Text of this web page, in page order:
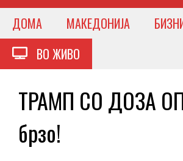
ДОМА МАКЕДОНИЈА
ВО ЖИВО
ТРАМП СО ДОЗА
брзо!